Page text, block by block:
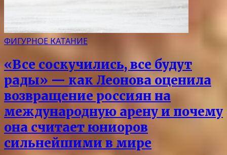
ФИГУРНОЕ КАТАНИЕ
«Все соскучились, все будут
рады» — как Леонова оценила
возвращение россиян на
международную арену и почему
она считает юниоров
сильнейшими в мире